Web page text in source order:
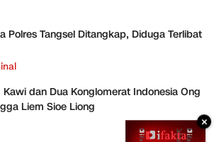
Polres Tangsel Ditangkap, Diduga Terlibat
Kawi dan Dua Konglomerat Indonesia Ong
Liem Sioe Liong
×